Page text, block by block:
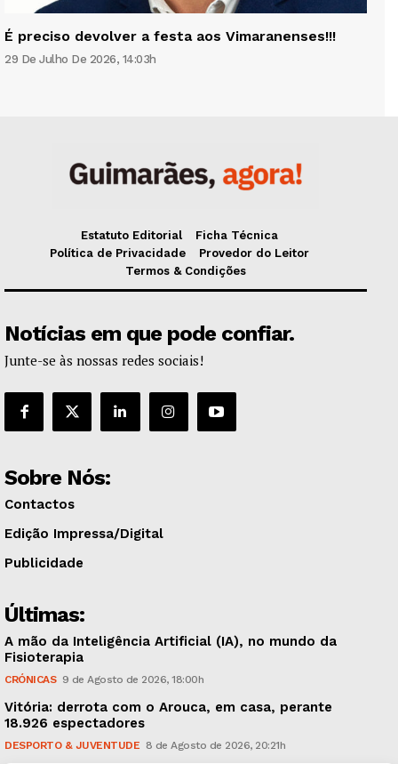
É preciso devolver a festa aos Vimaranenses!!!
29 De Julho De 2026, 14:03h
Estatuto Editorial
Ficha Técnica
Política de Privacidade
Provedor do Leitor
Termos & Condições
Notícias em que pode confiar.
Junte-se às nossas redes sociais!
Sobre Nós:
Contactos
Edição Impressa/Digital
Publicidade
Últimas:
A mão da Inteligência Artificial (IA), no mundo da
Fisioterapia
CRÓNICAS 9 de Agosto de 2026, 18:00h
Vitória: derrota com o Arouca, em casa, perante
18.926 espectadores
DESPORTO & JUVENTUDE 8 de Agosto de 2026, 20:21h